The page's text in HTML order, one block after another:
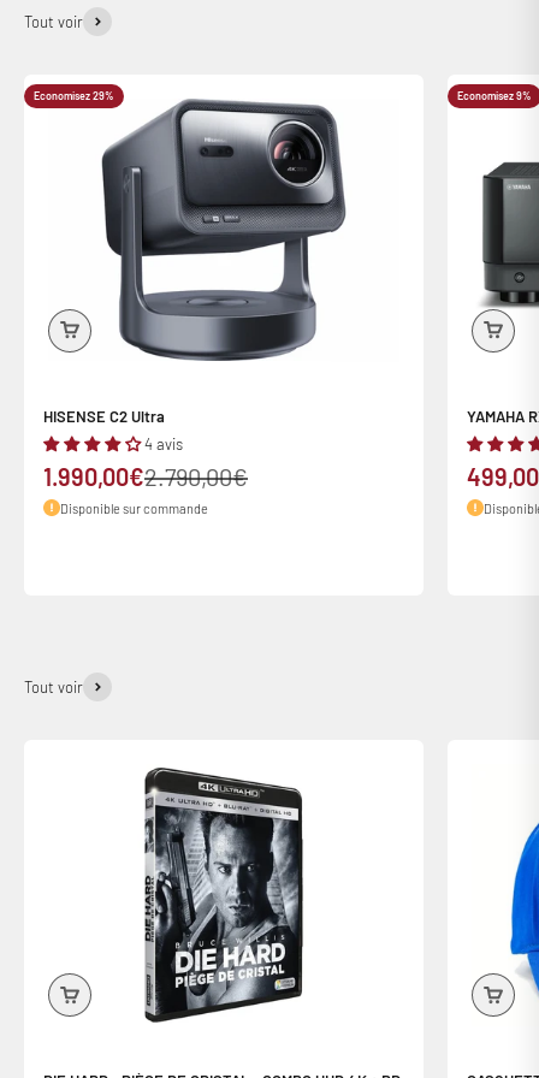
Tout voir
Economisez 29%
HISENSE C2 Ultra
4 avis
Prix de vente
1.990,00€Prix normal
2.790,00€
Disponible sur commande
Economisez 9%
YAMAHA
Prix
Tout voir